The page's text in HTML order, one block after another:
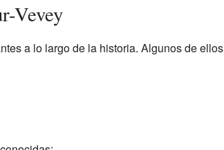
Vevey
a lo largo de la historia. Algunos de ellos